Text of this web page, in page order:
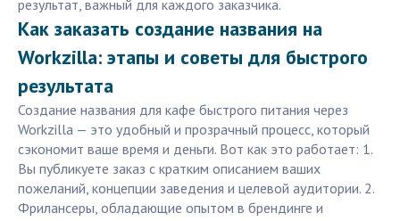
результат, важный для каждого заказчика.
Как заказать создание названия на
Workzilla: этапы и советы для быстрого
результата
Создание названия для кафе быстрого питания через
Workzilla — это удобный и прозрачный процесс, который
сэкономит ваше время и деньги. Вот как это работает: 1.
Вы публикуете заказ с кратким описанием ваших
пожеланий, концепции заведения и целевой аудитории. 2.
Фрилансеры, обладающие опытом в брендинге и